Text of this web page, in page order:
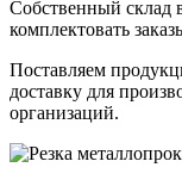
Собственный склад
комплектовать
Поставляем
доставку для
организаций.